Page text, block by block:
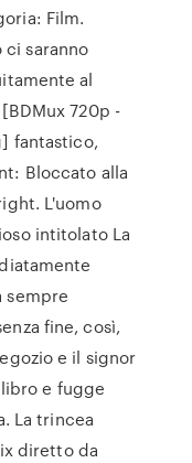
Film.
ci saranno
al
720p -
fantastico,
Bloccato alla
L'uomo
intitolato La
sempre
fine, così,
e il signor
e fugge
La trincea
diretto da